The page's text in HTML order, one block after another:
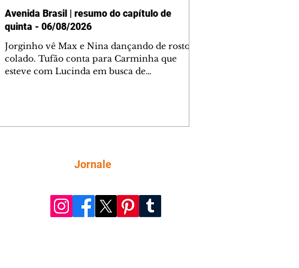
Avenida Brasil | resumo do capítulo de
quinta - 06/08/2026
Jorginho vê Max e Nina dançando de rosto
colado. Tufão conta para Carminha que
esteve com Lucinda em busca de
Verônica e Noêmia perseguem Cadinho na
praia deserta. Dolores sugere que Roni peça
fugir da praia
Jornale